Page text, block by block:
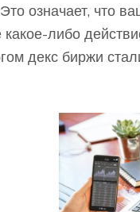
означает, что
какое-либо
декс биржи